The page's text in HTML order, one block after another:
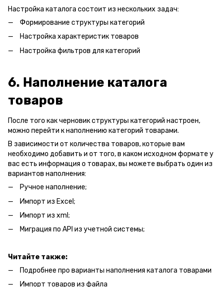
Настройка каталога состоит из нескольких задач:
Формирование структуры категорий
Настройка характеристик товаров
Настройка фильтров для категорий
6. Наполнение каталога
товаров
После того как черновик структуры категорий настроен,
можно перейти к наполнению категорий товарами.
В зависимости от количества товаров, которые вам
необходимо добавить и от того, в каком исходном формате у
вас есть информация о товарах, вы можете выбрать один из
вариантов наполнения:
Ручное наполнение;
Импорт из Excel;
Импорт из xml;
Миграция по API из учетной системы;
Читайте также:
Подробнее про варианты наполнения каталога товарами
Импорт товаров из файла